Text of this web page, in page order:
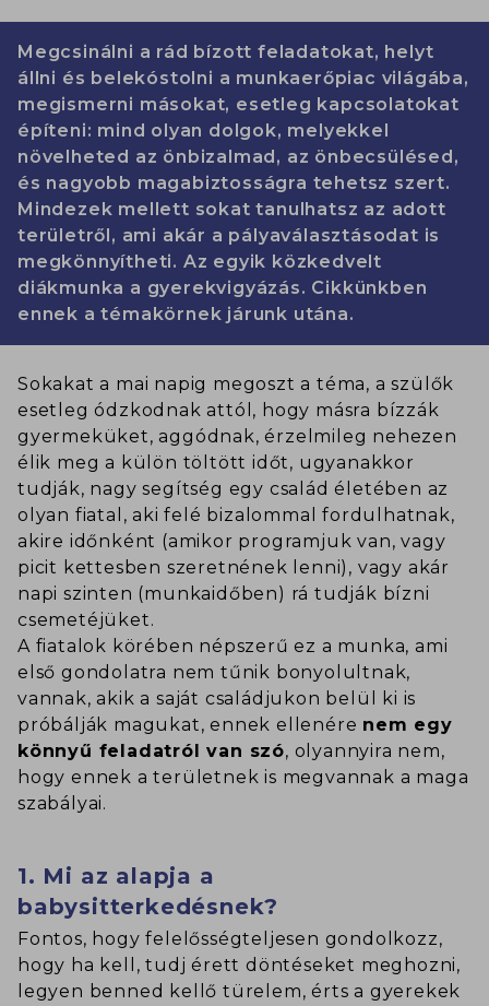
Megcsinálni a rád bízott feladatokat, helyt
állni és belekóstolni a munkaerőpiac világába,
megismerni másokat, esetleg kapcsolatokat
építeni: mind olyan dolgok, melyekkel
növelheted az önbizalmad, az önbecsülésed,
és nagyobb magabiztosságra tehetsz szert.
Mindezek mellett sokat tanulhatsz az adott
területről, ami akár a pályaválasztásodat is
megkönnyítheti. Az egyik közkedvelt
diákmunka a gyerekvigyázás. Cikkünkben
ennek a témakörnek járunk utána.
Sokakat a mai napig megoszt a téma, a szülők
esetleg ódzkodnak attól, hogy másra bízzák
gyermeküket, aggódnak, érzelmileg nehezen
élik meg a külön töltött időt, ugyanakkor
tudják, nagy segítség egy család életében az
olyan fiatal, aki felé bizalommal fordulhatnak,
akire időnként (amikor programjuk van, vagy
picit kettesben szeretnének lenni), vagy akár
napi szinten (munkaidőben) rá tudják bízni
csemetéjüket.
A fiatalok körében népszerű ez a munka, ami
első gondolatra nem tűnik bonyolultnak,
vannak, akik a saját családjukon belül ki is
próbálják magukat, ennek ellenére nem egy
könnyű feladatról van szó, olyannyira nem,
hogy ennek a területnek is megvannak a maga
szabályai.
1. Mi az alapja a
babysitterkedésnek?
Fontos, hogy felelősségteljesen gondolkozz,
hogy ha kell, tudj érett döntéseket meghozni,
legyen benned kellő türelem, érts a gyerekek